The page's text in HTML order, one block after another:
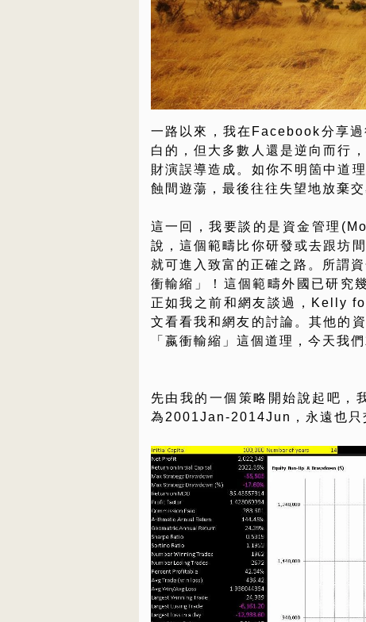
一路以來，我在Facebook分享
白的，但大多數人還是逆向而行
財演誤導造成。如你不明箇中道
蝕間遊蕩，最後往往失望地放棄交
這一回，我要談的是資金管理
說，這個範疇比你研發或去跟坊
就可進入致富的正確之路。所謂
衝輸縮」！這個範疇外國已研究
正如我之前和網友談過，Kelly
文看看我和網友的討論。其他的
「嬴衝輸縮」這個道理，今天我
先由我的一個策略開始說起吧
為2001Jan-2014Jun，永遠也只